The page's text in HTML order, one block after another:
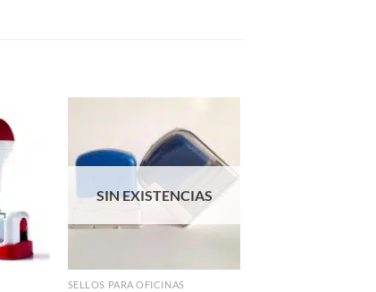
a
Añadir a
Favoritos
SIN EXISTENCIAS
SELLOS PARA OFICINAS